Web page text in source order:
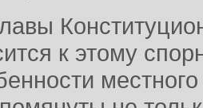
к этому